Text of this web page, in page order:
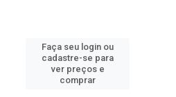
Faça seu login ou
cadastre-se para
ver preços e
comprar